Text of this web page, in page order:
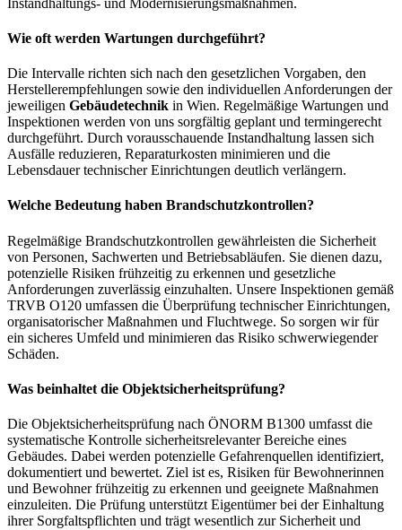
Wie oft werden Wartungen durchgeführt?
Die Intervalle richten sich nach den gesetzlichen Vorgaben, den
Herstellerempfehlungen sowie den individuellen Anforderungen der
jeweiligen Gebäudetechnik in Wien. Regelmäßige Wartungen und
Inspektionen werden von uns sorgfältig geplant und termingerecht
durchgeführt. Durch vorausschauende Instandhaltung lassen sich
Ausfälle reduzieren, Reparaturkosten minimieren und die
Lebensdauer technischer Einrichtungen deutlich verlängern.
Welche Bedeutung haben Brandschutzkontrollen?
Regelmäßige Brandschutzkontrollen gewährleisten die Sicherheit
von Personen, Sachwerten und Betriebsabläufen. Sie dienen dazu,
potenzielle Risiken frühzeitig zu erkennen und gesetzliche
Anforderungen zuverlässig einzuhalten. Unsere Inspektionen gemäß
TRVB O120 umfassen die Überprüfung technischer Einrichtungen,
organisatorischer Maßnahmen und Fluchtwege. So sorgen wir für
ein sicheres Umfeld und minimieren das Risiko schwerwiegender
Schäden.
Was beinhaltet die Objektsicherheitsprüfung?
Die Objektsicherheitsprüfung nach ÖNORM B1300 umfasst die
systematische Kontrolle sicherheitsrelevanter Bereiche eines
Gebäudes. Dabei werden potenzielle Gefahrenquellen identifiziert,
dokumentiert und bewertet. Ziel ist es, Risiken für Bewohnerinnen
und Bewohner frühzeitig zu erkennen und geeignete Maßnahmen
einzuleiten. Die Prüfung unterstützt Eigentümer bei der Einhaltung
ihrer Sorgfaltspflichten und trägt wesentlich zur Sicherheit und